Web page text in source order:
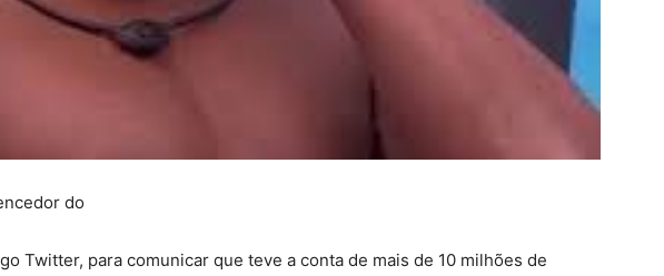
do
Twitter, para comunicar que teve a conta de mais de 10 milhões de